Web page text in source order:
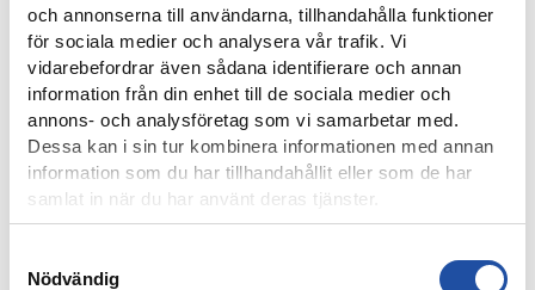
och annonserna till användarna, tillhandahålla funktioner
för sociala medier och analysera vår trafik. Vi
vidarebefordrar även sådana identifierare och annan
information från din enhet till de sociala medier och
annons- och analysföretag som vi samarbetar med.
Dessa kan i sin tur kombinera informationen med annan
information som du har tillhandahållit eller som de har
samlat in när du har använt deras tjänster.
Nödvändig
7 AUGUSTI, 2026
ELIAS JEMALS BÄSTA TID PÅ KANTEN – “BARNDOMSDRÖM
ATT FÅ SPELA SÅ HÄR”